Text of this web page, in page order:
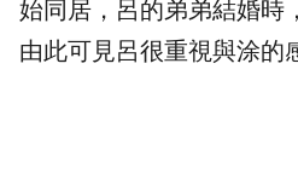
始同居，呂的弟弟結婚時
由此可見呂很重視與涂的